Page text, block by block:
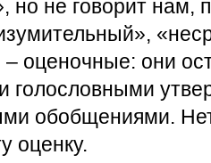
но не говорит нам,
– оценочные: они
голословными
обобщениями. Нет
оценку.